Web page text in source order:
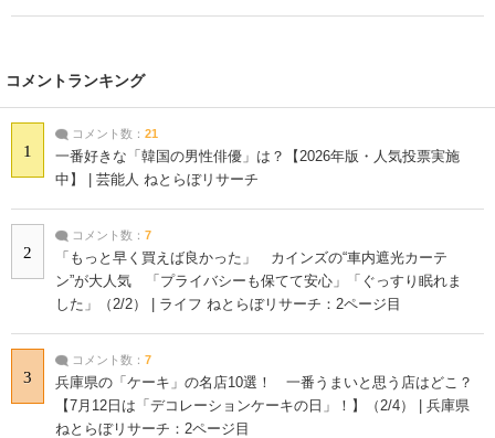
コメントランキング
1
コメント数： 21
一番好きな「韓国の男性俳優」は？【2026年版・人気投票実施
中】 | 芸能人 ねとらぼリサーチ
2
コメント数： 7
「もっと早く買えば良かった」 カインズの“車内遮光カーテ
ン”が大人気 「プライバシーも保てて安心」「ぐっすり眠れま
した」（2/2） | ライフ ねとらぼリサーチ：2ページ目
3
コメント数： 7
兵庫県の「ケーキ」の名店10選！ 一番うまいと思う店はどこ？
【7月12日は「デコレーションケーキの日」！】（2/4） | 兵庫県
ねとらぼリサーチ：2ページ目